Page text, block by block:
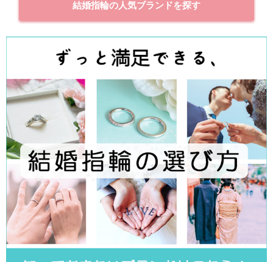
結婚指輪の人気ブランドを探す